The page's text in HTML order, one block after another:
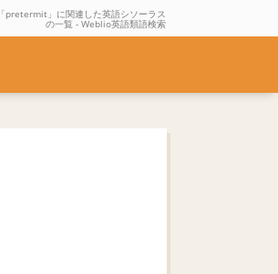
「pretermit」に関連した英語シソーラス
の一覧 - Weblio英語類語検索